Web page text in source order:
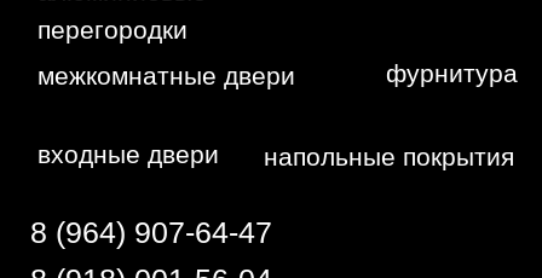
водой"